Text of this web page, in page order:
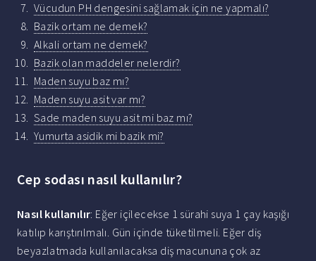
Vücudun PH dengesini sağlamak için ne yapmalı?
Bazik ortam ne demek?
Alkali ortam ne demek?
Bazik olan maddeler nelerdir?
Maden suyu baz mı?
Maden suyu asit var mı?
Sade maden suyu asit mi baz mı?
Yumurta asidik mi bazik mi?
Cep sodası nasıl kullanılır?
Nasıl kullanılır: Eğer içilecekse 1 sürahi suya 1 çay kaşığı
katılıp karıştırılmalı. Gün içinde tüketilmeli. Eğer diş
beyazlatmada kullanılacaksa diş macununa çok az